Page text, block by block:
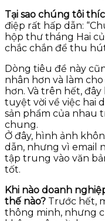
Tại sao chúng tôi
điệp rất hấp dẫn:
hộp thư tháng Hai
chắc chắn để thu
Dòng tiêu đề này
nhân hơn và làm
hơn. Và trên hết,
tuyệt vời về việc hai
sản phẩm của nhau
chung.
Ở đây, hình ảnh
dẫn, nhưng vì email
tập trung vào văn
tốt.
Khi nào doanh
thế nào? Trước hết,
thông minh, nhưng